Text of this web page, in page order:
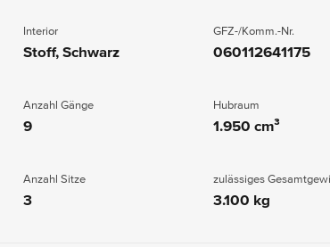
Interior
Stoff, Schwarz
GFZ-/Komm.-Nr.
060112641175
Anzahl Gänge
9
Hubraum
1.950 cm³
Anzahl Sitze
3
zulässiges
3.100 kg